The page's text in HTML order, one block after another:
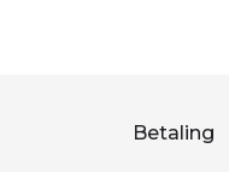
Betaling